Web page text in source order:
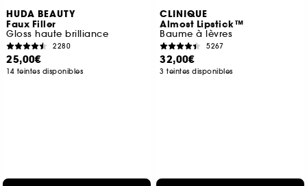
HUDA BEAUTY
Faux Filler
Gloss haute brilliance
2280
25,00€
14 teintes disponibles
CLINIQUE
Almost Lipstick™
Baume à lèvres
5267
32,00€
3 teintes disponibles